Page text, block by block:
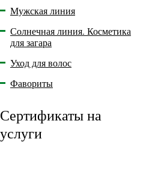
Мужская линия
Солнечная линия. Косметика
для загара
Уход для волос
Фавориты
Сертификаты на
услуги